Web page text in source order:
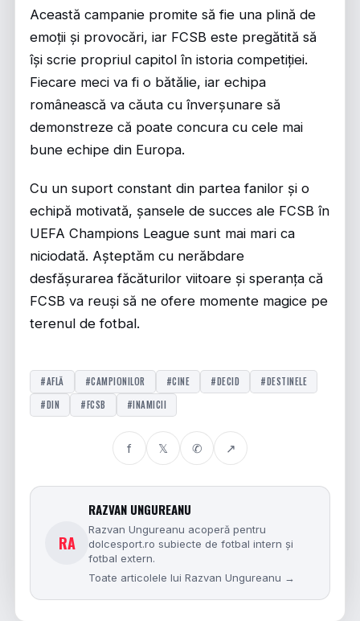
Această campanie promite să fie una plină de
emoții și provocări, iar FCSB este pregătită să
își scrie propriul capitol în istoria competiției.
Fiecare meci va fi o bătălie, iar echipa
românească va căuta cu înverșunare să
demonstreze că poate concura cu cele mai
bune echipe din Europa.
Cu un suport constant din partea fanilor și o
echipă motivată, șansele de succes ale FCSB în
UEFA Champions League sunt mai mari ca
niciodată. Așteptăm cu nerăbdare
desfășurarea făcăturilor viitoare și speranța că
FCSB va reuși să ne ofere momente magice pe
terenul de fotbal.
#AFLĂ #CAMPIONILOR #CINE #DECID
#DESTINELE
#DIN
#FCSB #INAMICII
f 𝕏 ✆ ↗
RA
RAZVAN UNGUREANU
Razvan Ungureanu acoperă pentru
dolcesport.ro subiecte de fotbal intern și
fotbal extern.
Toate articolele lui Razvan Ungureanu →